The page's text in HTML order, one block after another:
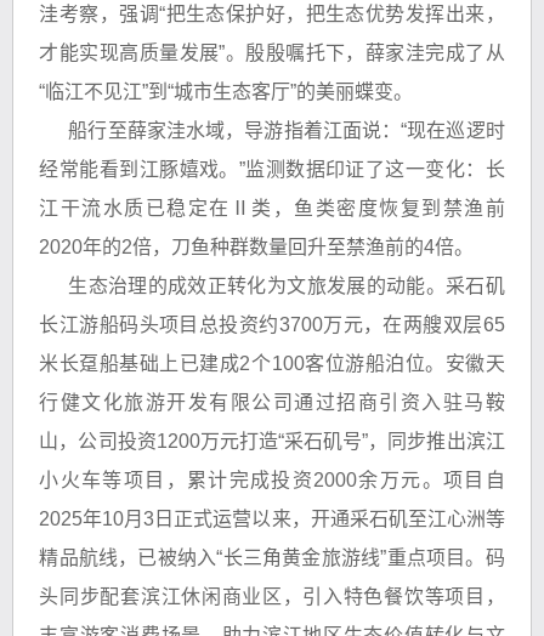
洼考察，强调“把生态保护好，把生态优势发挥出来，
才能实现高质量发展”。殷殷嘱托下，薛家洼完成了从
“临江不见江”到“城市生态客厅”的美丽蝶变。
船行至薛家洼水域，导游指着江面说：“现在巡逻时
经常能看到江豚嬉戏。”监测数据印证了这一变化：长
江干流水质已稳定在Ⅱ类，鱼类密度恢复到禁渔前
2020年的2倍，刀鱼种群数量回升至禁渔前的4倍。
生态治理的成效正转化为文旅发展的动能。采石矶
长江游船码头项目总投资约3700万元，在两艘双层65
米长趸船基础上已建成2个100客位游船泊位。安徽天
行健文化旅游开发有限公司通过招商引资入驻马鞍
山，公司投资1200万元打造“采石矶号”，同步推出滨江
小火车等项目，累计完成投资2000余万元。项目自
2025年10月3日正式运营以来，开通采石矶至江心洲等
精品航线，已被纳入“长三角黄金旅游线”重点项目。码
头同步配套滨江休闲商业区，引入特色餐饮等项目，